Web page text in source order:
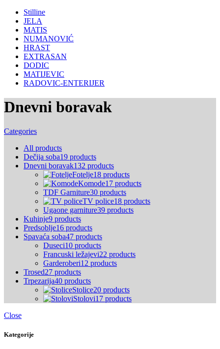
Stilline
JELA
MATIS
NUMANOVIĆ
HRAST
EXTRASAN
DODIC
MATIJEVIC
RADOVIC-ENTERIJER
Dnevni boravak
Categories
All products
Dečija soba19 products
Dnevni boravak132 products
Fotelje18 products
Komode17 products
TDF Garniture30 products
TV police18 products
Ugaone garniture39 products
Kuhinje9 products
Predsoblje16 products
Spavaća soba47 products
Duseci10 products
Francuski ležajevi22 products
Garderoberi12 products
Trosed27 products
Trpezarija40 products
Stolice20 products
Stolovi17 products
Close
Kategorije